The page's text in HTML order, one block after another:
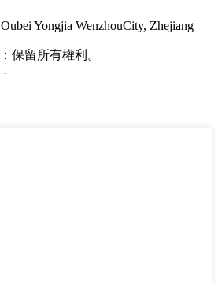
Yongjia WenzhouCity, Zhejiang
保留所有權利。
-